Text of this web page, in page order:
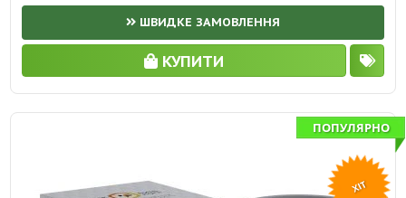
ШВИДКЕ ЗАМОВЛЕННЯ
КУПИТИ
ПОПУЛЯРНО
ХІТ